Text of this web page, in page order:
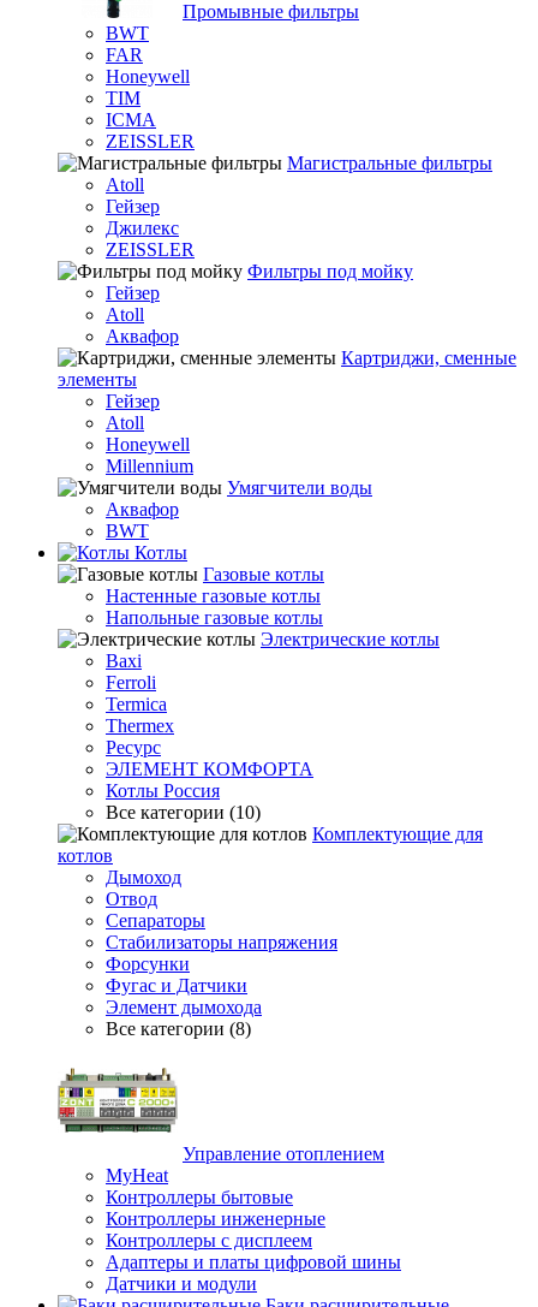
Промывные фильтры
BWT
FAR
Honeywell
TIM
ICMA
ZEISSLER
Магистральные фильтры
Atoll
Гейзер
Джилекс
ZEISSLER
Фильтры под мойку
Гейзер
Atoll
Аквафор
Картриджи, сменные
элементы
Гейзер
Atoll
Honeywell
Millennium
Умягчители воды
Аквафор
BWT
Котлы
Гaзовые котлы
Настенные газовые котлы
Напольные газовые котлы
Электрические котлы
Baxi
Ferroli
Termica
Thermex
Ресурс
ЭЛЕМЕНТ КОМФОРТА
Котлы Россия
Все категории (10)
Комплектующие для
котлов
Дымоход
Отвод
Сепараторы
Стабилизаторы напряжения
Форсунки
Фугас и Датчики
Элемент дымохода
Все категории (8)
Управление отоплением
MyHeat
Контроллеры бытовые
Контроллеры инженерные
Контроллеры с дисплеем
Адаптеры и платы цифровой шины
Датчики и модули